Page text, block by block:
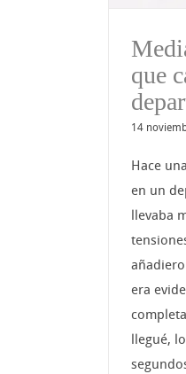
que
14
Hace
en un
llevaba
era
llegué,